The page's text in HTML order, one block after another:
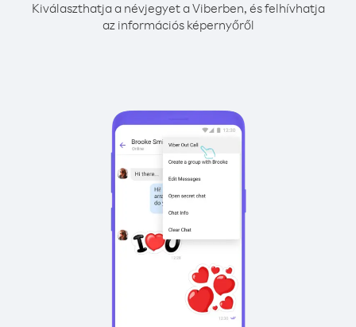
Kiválaszthatja a névjegyet a Viberben, és felhívhatja
az információs képernyőről